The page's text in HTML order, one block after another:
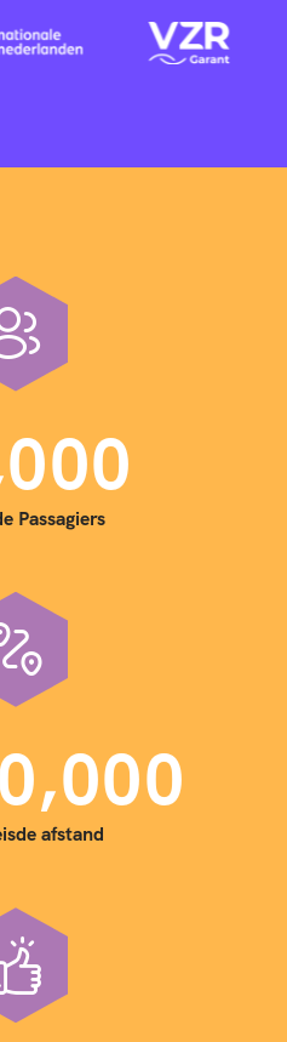
000
Passagiers
0,000
afstand